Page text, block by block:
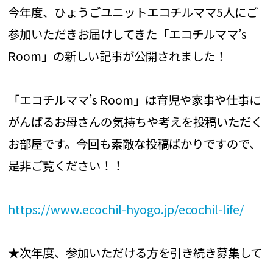
今年度、ひょうごユニットエコチルママ5人にご
参加いただきお届けしてきた「エコチルママ’s
Room」の新しい記事が公開されました！
「エコチルママ’s Room」は育児や家事や仕事に
がんばるお母さんの気持ちや考えを投稿いただく
お部屋です。今回も素敵な投稿ばかりですので、
是非ご覧ください！！
https://www.ecochil-hyogo.jp/ecochil-life/
★次年度、参加いただける方を引き続き募集して